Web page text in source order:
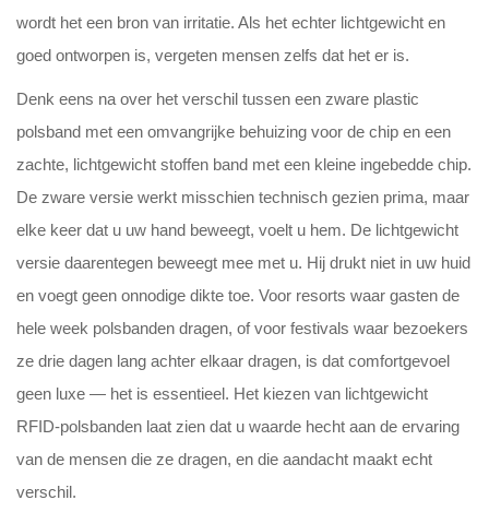
wordt het een bron van irritatie. Als het echter lichtgewicht en
goed ontworpen is, vergeten mensen zelfs dat het er is.
Denk eens na over het verschil tussen een zware plastic
polsband met een omvangrijke behuizing voor de chip en een
zachte, lichtgewicht stoffen band met een kleine ingebedde chip.
De zware versie werkt misschien technisch gezien prima, maar
elke keer dat u uw hand beweegt, voelt u hem. De lichtgewicht
versie daarentegen beweegt mee met u. Hij drukt niet in uw huid
en voegt geen onnodige dikte toe. Voor resorts waar gasten de
hele week polsbanden dragen, of voor festivals waar bezoekers
ze drie dagen lang achter elkaar dragen, is dat comfortgevoel
geen luxe — het is essentieel. Het kiezen van lichtgewicht
RFID-polsbanden laat zien dat u waarde hecht aan de ervaring
van de mensen die ze dragen, en die aandacht maakt echt
verschil.